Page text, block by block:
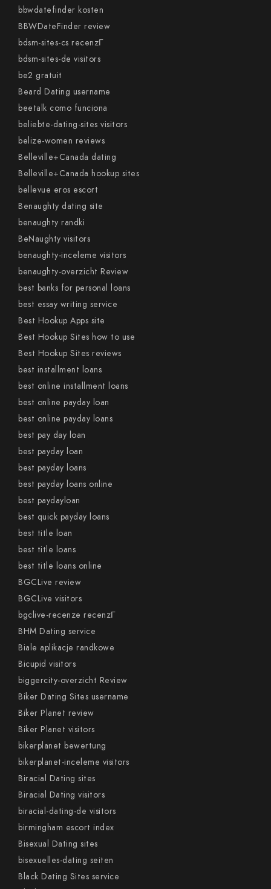
bbwdatefinder kosten
BBWDateFinder review
bdsm-sites-cs recenzГ­
bdsm-sites-de visitors
be2 gratuit
Beard Dating username
beetalk como funciona
beliebte-dating-sites visitors
belize-women reviews
Belleville+Canada dating
Belleville+Canada hookup sites
bellevue eros escort
Benaughty dating site
benaughty randki
BeNaughty visitors
benaughty-inceleme visitors
benaughty-overzicht Review
best banks for personal loans
best essay writing service
Best Hookup Apps site
Best Hookup Sites how to use
Best Hookup Sites reviews
best installment loans
best online installment loans
best online payday loan
best online payday loans
best pay day loan
best payday loan
best payday loans
best payday loans online
best paydayloan
best quick payday loans
best title loan
best title loans
best title loans online
BGCLive review
BGCLive visitors
bgclive-recenze recenzГ­
BHM Dating service
Biale aplikacje randkowe
Bicupid visitors
biggercity-overzicht Review
Biker Dating Sites username
Biker Planet review
Biker Planet visitors
bikerplanet bewertung
bikerplanet-inceleme visitors
Biracial Dating sites
Biracial Dating visitors
biracial-dating-de visitors
birmingham escort index
Bisexual Dating sites
bisexuelles-dating seiten
Black Dating Sites service